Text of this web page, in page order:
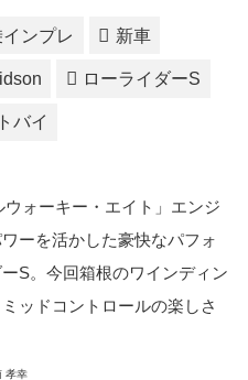
ンプレ 新車
ローライダーS
バイ
ォーキー・エイト」エンジ
ーを活かした豪快なパフォ
S。今回箱根のワインディン
ッドコントロールの楽しさ
孝幸